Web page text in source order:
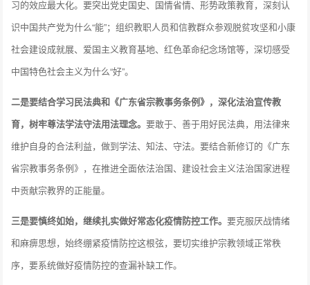
习的效应最大化。要突出党史国史、国情省情、形势政策教育，深刻认
识中国共产党为什么“能”；组织教职人员和信教群众参观脱贫攻坚和小康
社会建设成就展、爱国主义教育基地、红色革命纪念场馆等，深切感受
中国特色社会主义为什么“好”。
二是要结合学习民法典和《广东省宗教事务条例》，深化法治宣传教
育，树牢尊法学法守法用法理念。要敢于、善于用好民法典，用法律来
维护自身的合法利益，做到学法、知法、守法。要结合新修订的《广东
省宗教事务条例》，在推进全面依法治国、建设社会主义法治国家进程
中贡献宗教界的正能量。
三是要慎终如始，继续扎实做好常态化疫情防控工作。要克服厌战情绪
和麻痹思想，始终绷紧疫情防控这根弦，要切实维护宗教领域正常秩
序，要系统做好疫情防控的查漏补缺工作。